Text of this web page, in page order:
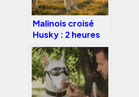
Malinois croisé
Husky : 2 heures
d’activité
quotidienne et les
clés pour
canaliser son
énergie